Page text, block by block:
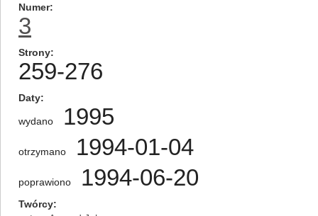
Numer
3
Strony
259-276
Daty
wydano 1995
otrzymano 1994-01-04
poprawiono 1994-06-20
Twórcy